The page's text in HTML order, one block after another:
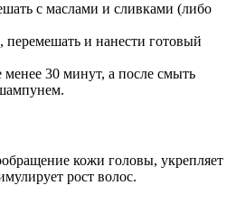
с маслами и сливками (либо
и нанести готовый
30 минут, а после смыть
кожи головы, укрепляет
рост волос.